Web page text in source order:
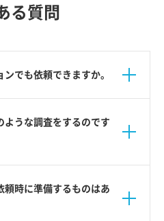
る質問
でも依頼できますか。
ような調査をするのです
頼時に準備するものはあ